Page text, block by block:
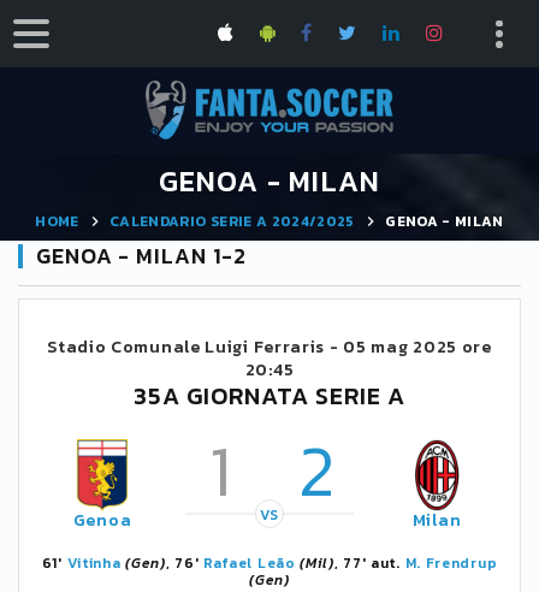
GENOA - MILAN
HOME CALENDARIO SERIE A 2024/2025 GENOA - MILAN
GENOA - MILAN 1-2
Stadio Comunale Luigi Ferraris - 05 mag 2025 ore
20:45
35A GIORNATA SERIE A
Genoa 1 2
VS Milan
61' Vitinha (Gen), 76' Rafael Leão (Mil), 77' aut. M. Frendrup
(Gen)